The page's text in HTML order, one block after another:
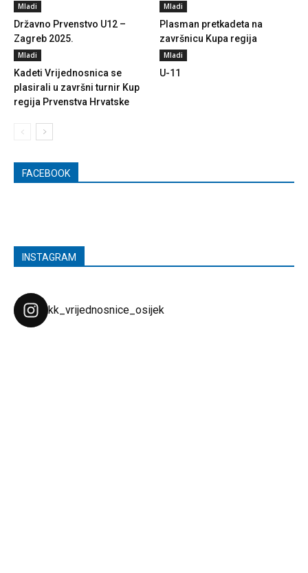
Mladi
Državno Prvenstvo U12 –
Zagreb 2025.
Mladi
Plasman pretkadeta na
završnicu Kupa regija
Mladi
Kadeti Vrijednosnica se
plasirali u završni turnir Kup
regija Prvenstva Hrvatske
Mladi
U-11
FACEBOOK
INSTAGRAM
kk_vrijednosnice_osijek